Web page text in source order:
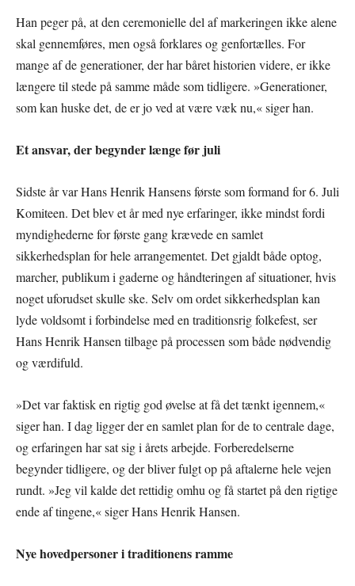
Han peger på, at den ceremonielle del af markeringen ikke alene
skal gennemføres, men også forklares og genfortælles. For
mange af de generationer, der har båret historien videre, er ikke
længere til stede på samme måde som tidligere. »Generationer,
som kan huske det, de er jo ved at være væk nu,« siger han.
Et ansvar, der begynder længe før juli
Sidste år var Hans Henrik Hansens første som formand for 6. Juli
Komiteen. Det blev et år med nye erfaringer, ikke mindst fordi
myndighederne for første gang krævede en samlet
sikkerhedsplan for hele arrangementet. Det gjaldt både optog,
marcher, publikum i gaderne og håndteringen af situationer, hvis
noget uforudset skulle ske. Selv om ordet sikkerhedsplan kan
lyde voldsomt i forbindelse med en traditionsrig folkefest, ser
Hans Henrik Hansen tilbage på processen som både nødvendig
og værdifuld.
»Det var faktisk en rigtig god øvelse at få det tænkt igennem,«
siger han. I dag ligger der en samlet plan for de to centrale dage,
og erfaringen har sat sig i årets arbejde. Forberedelserne
begynder tidligere, og der bliver fulgt op på aftalerne hele vejen
rundt. »Jeg vil kalde det rettidig omhu og få startet på den rigtige
ende af tingene,« siger Hans Henrik Hansen.
Nye hovedpersoner i traditionens ramme